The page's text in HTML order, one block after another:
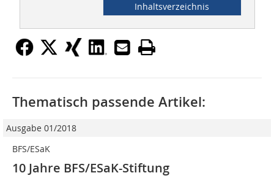
Inhaltsverzeichnis
Thematisch passende Artikel:
Ausgabe 01/2018
BFS/ESaK
10 Jahre BFS/ESaK-Stiftung